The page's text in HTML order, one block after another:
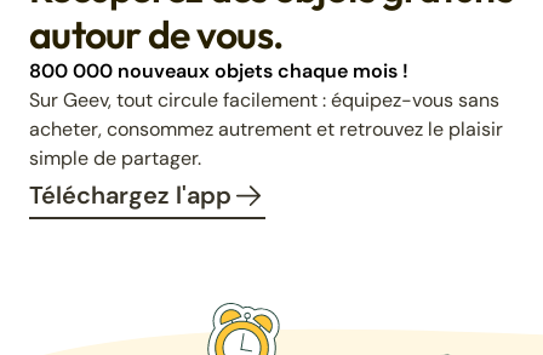
autour de vous.
800 000 nouveaux objets chaque mois !
Sur Geev, tout circule facilement : équipez-vous sans
acheter, consommez autrement et retrouvez le plaisir
simple de partager.
Téléchargez l'app